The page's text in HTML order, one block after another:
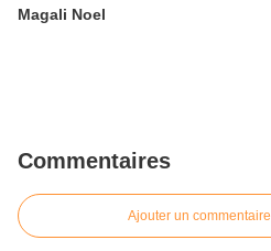
Magali Noel
Commentaires
Ajouter un commentaire